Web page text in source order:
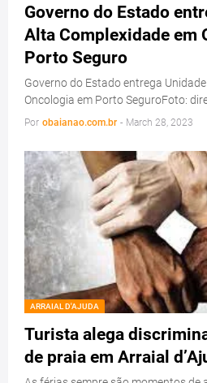
Governo do Estado
Alta Complexidade em
Porto Seguro
Governo do Estado entrega
Oncologia em Porto SeguroFoto:
Por obaianao.com.br - March 28, 2023
ARRAIAL D'AJUDA
Turista alega
de praia em Arraial